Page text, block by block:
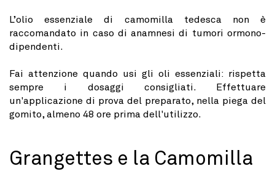
L’olio essenziale di camomilla tedesca non è
raccomandato in caso di anamnesi di tumori ormono-
dipendenti.
Fai attenzione quando usi gli oli essenziali: rispetta
sempre i dosaggi consigliati. Effettuare
un'applicazione di prova del preparato, nella piega del
gomito, almeno 48 ore prima dell'utilizzo.
Grangettes e la Camomilla